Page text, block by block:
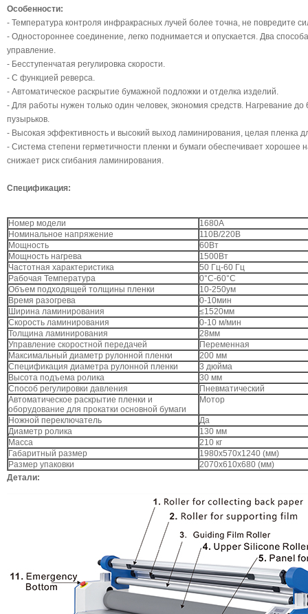
Особенности:
- Температура контроля инфракрасных лучей более точна, не повредите
- Одностороннее соединение, легко поднимается и опускается. Два
управление.
- Бесступенчатая регулировка скорости.
- С функцией реверса.
- Автоматическое раскрытие бумажной подложки и отделка изделий.
- Для работы нужен только один человек, экономия средств. Нагревание
пузырьков.
- Высокая эффективность и высокий выход ламинирования, целая пленка
- Система степени герметичности пленки и бумаги обеспечивает хорошее
снижает риск сгибания ламинирования.
Спецификация:
Номер модели
1680A
Номинальное напряжение
110В/220В
Мощность
60Вт
Мощность нагрева
1500Вт
Частотная характеристика
50 Гц-60 Гц
Рабочая Температура
0°C-60°C
Объем подходящей толщины пленки
10-250ум
Время разогрева
0-10мин
Ширина ламинирования
≤1520мм
Скорость ламинирования
0-10 м/мин
Толщина ламинирования
28мм
Управление скоростной передачей
Переменная
Максимальный диаметр рулонной пленки
200 мм
Спецификация диаметра рулонной пленки
3 дюйма
Высота подъема ролика
30 мм
Способ регулировки давления
Пневматический
Автоматическое раскрытие пленки и
оборудование для прокатки основной бумаги
Мотор
Ножной переключатель
Да
Диаметр ролика
130 мм
Масса
210 кг
Габаритный размер
1980x570x1240 (мм)
Размер упаковки
2070x610x680 (мм)
Детали: